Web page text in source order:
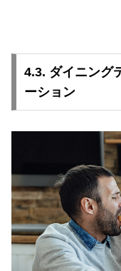
4.3. ダイニング
ーション